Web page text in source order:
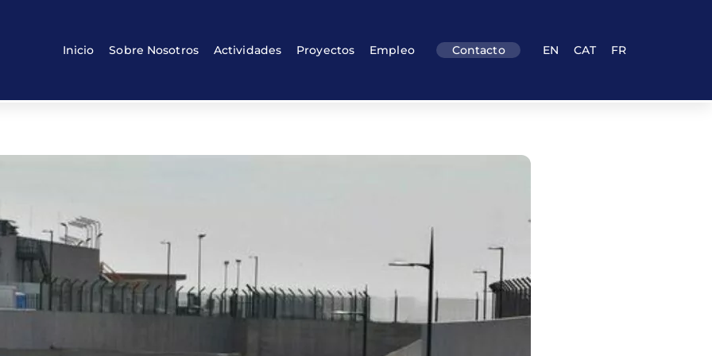
Inicio Sobre Nosotros Actividades Proyectos Empleo Contacto EN CAT FR